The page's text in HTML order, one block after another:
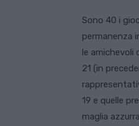
Sono 40 i
permanenza
le amichevoli
21 (in
19 e quelle
maglia